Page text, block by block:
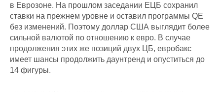
в Еврозоне. На прошлом заседании ЕЦБ сохранил
ставки на прежнем уровне и оставил программы QE
без изменений. Поэтому доллар США выглядит более
сильной валютой по отношению к евро. В случае
продолжения этих же позиций двух ЦБ, евробакс
имеет шансы продолжить даунтренд и опуститься до
14 фигуры.